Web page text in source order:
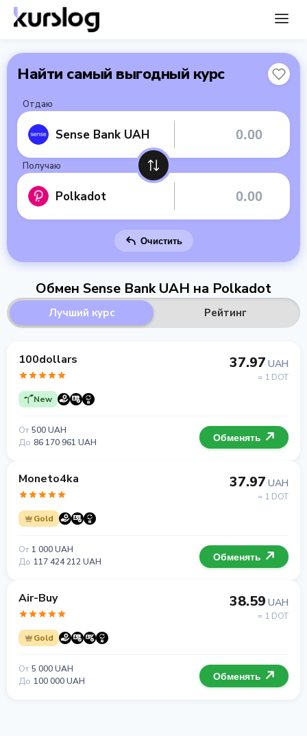
Найти самый выгодный курс
Отдаю
Sense Bank UAH
Получаю
Polkadot
Очистить
Обмен Sense Bank UAH на Polkadot
Лучший курс Рейтинг
100dollars
New
37.97 UAH
= 1 DOT
От 500 UAH
До 86 170 961 UAH Обменять
Moneto4ka
Gold
37.97 UAH
= 1 DOT
От 1 000 UAH
До 117 424 212 UAH Обменять
Air-Buy
Gold
38.59 UAH
= 1 DOT
От 5 000 UAH
До 100 000 UAH Обменять